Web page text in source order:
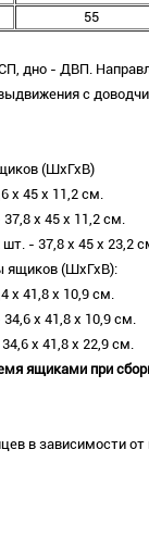
55
дно - ДВП.
с
(ШхГхВ)
х 45 х 11,2 см.
х 45 х 11,2 см.
- 37,8 х 45 х 23,2
ящиков (ШхГхВ):
х 41,8 х 10,9 см.
х 41,8 х 10,9 см.
х 41,8 х 22,9 см.
ящиками при
в зависимости от